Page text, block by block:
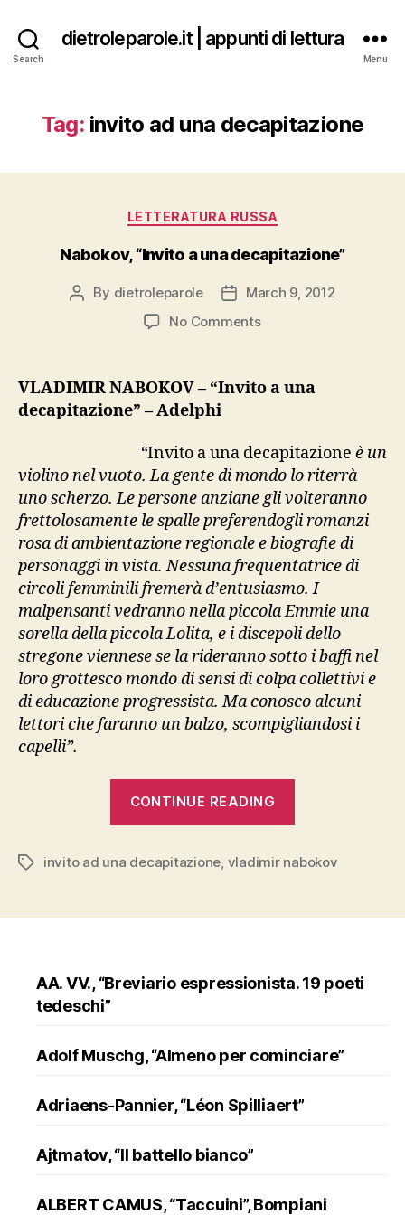
Search
dietroleparole.it | appunti di lettura
Menu
Tag: invito ad una decapitazione
Categories
LETTERATURA RUSSA
Nabokov, “Invito a una decapitazione”
Post
By dietroleparole
PostMarch 9, 2012
No Commentson
VLADIMIR NABOKOV – “Invito a una
decapitazione” – Adelphi
“Invito a una decapitazione è un
violino nel vuoto. La gente di mondo lo riterrà
uno scherzo. Le persone anziane gli volteranno
frettolosamente le spalle preferendogli romanzi
rosa di ambientazione regionale e biografie di
personaggi in vista. Nessuna frequentatrice di
circoli femminili fremerà d’entusiasmo. I
malpensanti vedranno nella piccola Emmie una
sorella della piccola Lolita, e i discepoli dello
stregone viennese se la rideranno sotto i baffi nel
loro grottesco mondo di sensi di colpa collettivi e
di educazione progressista. Ma conosco alcuni
lettori che faranno un balzo, scompigliandosi i
capelli”.
CONTINUE READING
una
Tagsinvito ad una decapitazione vladimir nabokov
AA. VV., “Breviario espressionista. 19 poeti
tedeschi”
Adolf Muschg, “Almeno per cominciare”
Adriaens-Pannier, “Léon Spilliaert”
Ajtmatov, “Il battello bianco”
ALBERT CAMUS, “Taccuini”, Bompiani